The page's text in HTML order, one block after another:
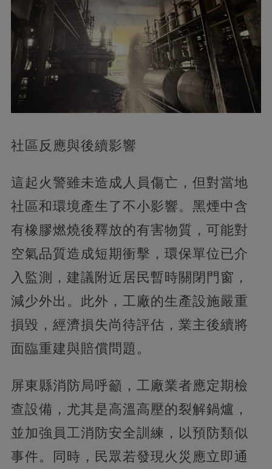
社區反應與後續影響
這起火警雖未造成人員傷亡，但對當地
社區和環境產生了不小影響。黑煙中含
有橡膠燃燒後釋放的有害物質，可能對
空氣品質造成短期衝擊，環保單位已介
入監測，建議附近居民暫時關閉門窗，
減少外出。此外，工廠的生產設施嚴重
損毀，經濟損失尚待評估，業主後續將
面臨重建與賠償問題。
屏東縣消防局呼籲，工廠業者應定期檢
查設備，尤其是高溫高壓的裂解鍋爐，
並加強員工消防安全訓練，以預防類似
事件。同時，民眾若發現火災應立即通